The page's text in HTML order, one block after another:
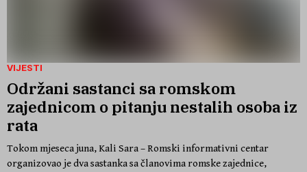
VIJESTI
Održani sastanci sa romskom
zajednicom o pitanju nestalih osoba iz
rata
Tokom mjeseca juna, Kali Sara – Romski informativni centar
organizovao je dva sastanka sa članovima romske zajednice,